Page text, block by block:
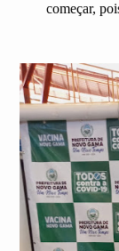
começar,